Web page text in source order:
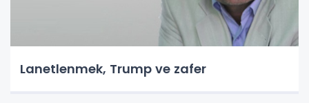
Lanetlenmek, Trump ve zafer